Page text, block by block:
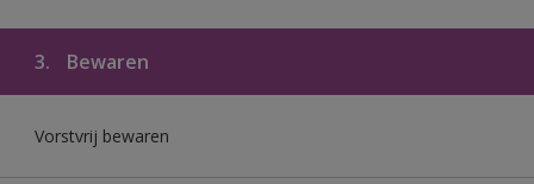
3. Bewaren
Vorstvrij bewaren